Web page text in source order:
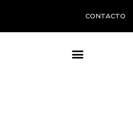
CONTACTO